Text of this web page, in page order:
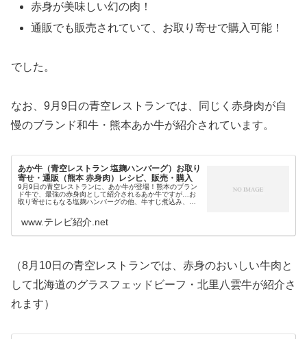
赤身が美味しい幻の肉！
通販でも販売されていて、お取り寄せで購入可能！
でした。
なお、9月9日の青空レストランでは、同じく赤身肉が自
慢のブランド和牛・熊本あか牛が紹介されています。
あか牛（青空レストラン 塩麹ハンバーグ）お取り
寄せ・通販（熊本 赤身肉）レシピ、販売・購入
9月9日の青空レストランに、あか牛が登場！熊本のブラン
ド牛で、最強の赤身肉として紹介されるあか牛ですが…お
取り寄せにもなる塩麹ハンバーグの他、牛すじ煮込み、原
す。そこで今回は、今日の青空レ...
www.テレビ紹介.net
（8月10日の青空レストランでは、赤身のおいしい牛肉と
して北海道のグラスフェッドビーフ・北里八雲牛が紹介さ
れます）